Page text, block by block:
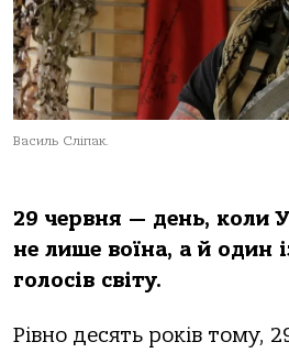
Василь Сліпак.
29 червня — день, коли
не лише воїна, а й один
голосів світу.
Рівно десять років тому,